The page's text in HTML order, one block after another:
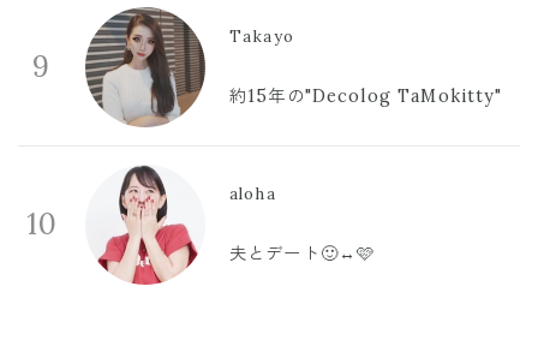
9
Takayo
約15年の"Decolog TaMokitty"
10
aloha
夫とデート🙂‍↔️🩷